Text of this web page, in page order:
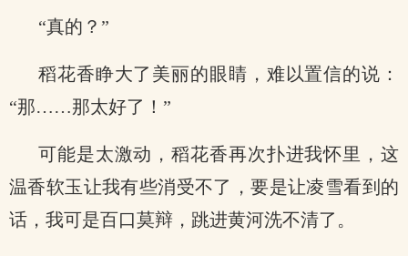
“真的？”
稻花香睁大了美丽的眼睛，难以置信的说：
“那……那太好了！”
可能是太激动，稻花香再次扑进我怀里，这
温香软玉让我有些消受不了，要是让凌雪看到的
话，我可是百口莫辩，跳进黄河洗不清了。